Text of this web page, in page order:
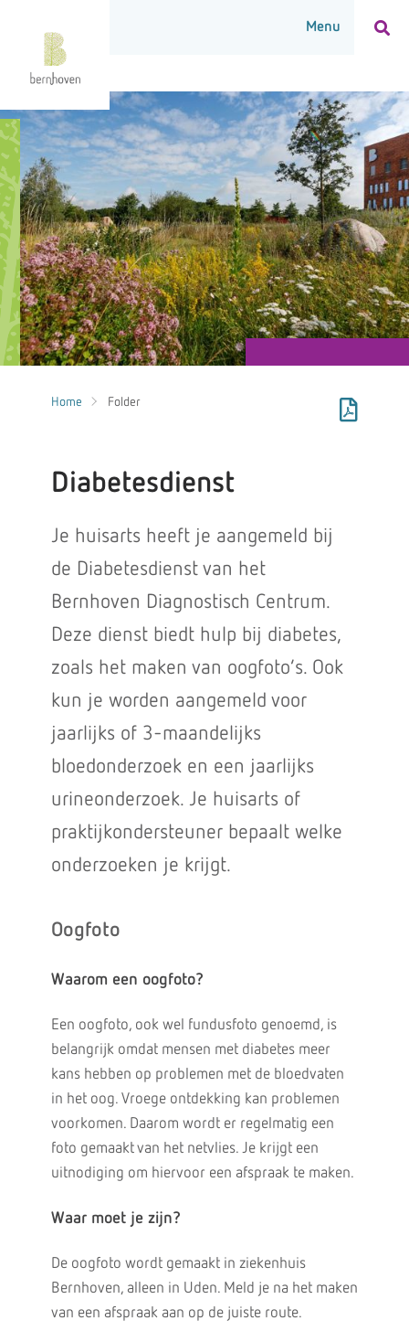
Home Folder
Diabetesdienst
Je huisarts heeft je aangemeld bij
de Diabetesdienst van het
Bernhoven Diagnostisch Centrum.
Deze dienst biedt hulp bij diabetes,
zoals het maken van oogfoto’s. Ook
kun je worden aangemeld voor
jaarlijks of 3-maandelijks
bloedonderzoek en een jaarlijks
urineonderzoek. Je huisarts of
praktijkondersteuner bepaalt welke
onderzoeken je krijgt.
Oogfoto
Waarom een oogfoto?
Een oogfoto, ook wel fundusfoto genoemd, is
belangrijk omdat mensen met diabetes meer
kans hebben op problemen met de bloedvaten
in het oog. Vroege ontdekking kan problemen
voorkomen. Daarom wordt er regelmatig een
foto gemaakt van het netvlies. Je krijgt een
uitnodiging om hiervoor een afspraak te maken.
Waar moet je zijn?
De oogfoto wordt gemaakt in ziekenhuis
Bernhoven, alleen in Uden. Meld je na het maken
van een afspraak aan op de juiste route.